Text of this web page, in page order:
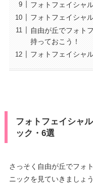
フォトフェイシャ
フォトフェイシャ
自由が丘でフォト
持っておこう！
フォトフェイシャ
フォトフェイシャ
ック・6選
さっそく自由が丘でフォ
ニックを見ていきましょう